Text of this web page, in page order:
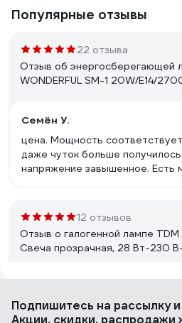
Популярные отзывы
22 отзыва
Отзыв об энергосберегающей
WONDERFUL SM-1 20W/E14/
Семён У.
цена. Мощность
даже чуток больше
напряжение завышенное. Есть место под РТС
12 отзывов
Отзыв о галогенной лампе TDM
Свеча прозрачная, 28 Вт-230
Свет теплый, при низком
Подпишитесь на рассылкуи
Акции, скидки, распродажи